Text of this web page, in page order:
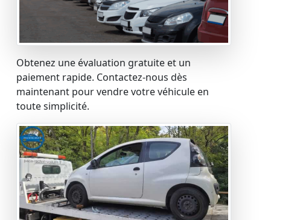
Obtenez une évaluation gratuite et un
paiement rapide. Contactez-nous dès
maintenant pour vendre votre véhicule en
toute simplicité.